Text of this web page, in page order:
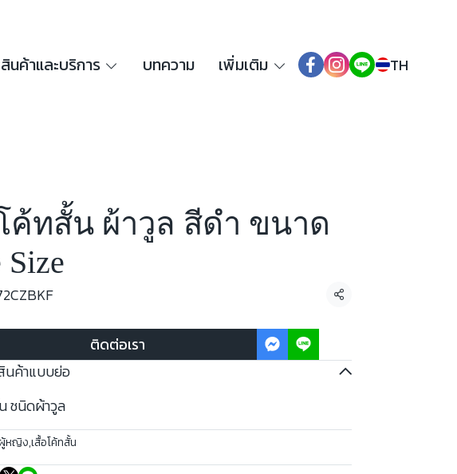
สินค้าและบริการ บทความ เพิ่มเติม TH
ค้ทสั้น ผ้าวูล สีดำ ขนาด
Size
แชร์
ติดต่อเรา
นค้าแบบย่อ
ชนิดผ้าวูล
หญิง,เสื้อโค้ทสั้น